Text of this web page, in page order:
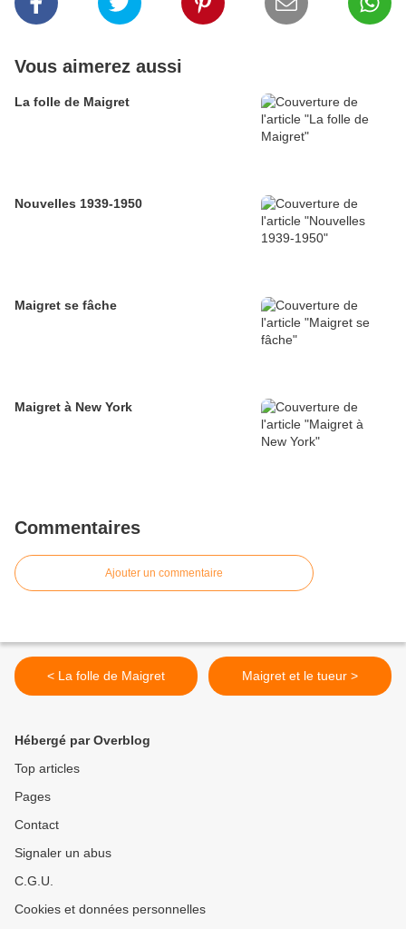
Vous aimerez aussi
La folle de Maigret
Nouvelles 1939-1950
Maigret se fâche
Maigret à New York
Commentaires
Ajouter un commentaire
< La folle de Maigret Maigret et le tueur >
Hébergé par Overblog
Top articles
Pages
Contact
Signaler un abus
C.G.U.
Cookies et données personnelles